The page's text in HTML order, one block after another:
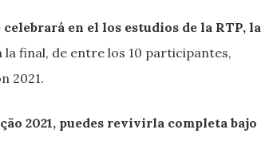
en el los estudios de la RTP, la
la final, de entre los 10 participantes,
2021.
2021, puedes revivirla completa bajo